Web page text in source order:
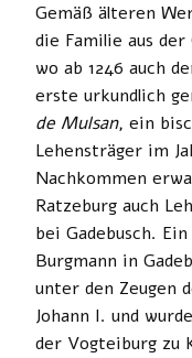
Gemäß älteren
die Familie aus
wo ab 1246 auch
erste urkundlich
de Mulsan, ein
Lehensträger im
Nachkommen
Ratzeburg auch
bei Gadebusch. Ein
Burgmann in
unter den Zeugen
Johann I. und
der Vogteiburg zu